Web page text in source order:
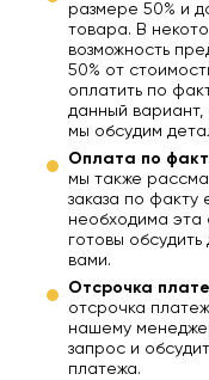
размере 50% и
товара. В
возможность
50% от
оплатить по
данный
мы обсудим
Оплата по
мы также
заказа по факту
необходима
готовы
вами.
Отсрочка
отсрочка
нашему
запрос и
платежа.